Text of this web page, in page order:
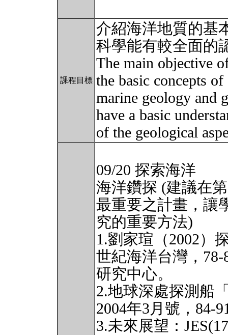
課程目標
介紹海洋地質的基
科學能有較全面的
The main objective
the basic concepts of
marine geology and
have a basic
of the geological
09/20 探索海洋
海洋鑽探 (建議在
最重要之計畫，讓
究的重要方法)
1.劉家瑄（2002）
世紀海洋台灣，
研究中心。
2.地球深處探測船
2004年3月號，84-
3.未來展望：